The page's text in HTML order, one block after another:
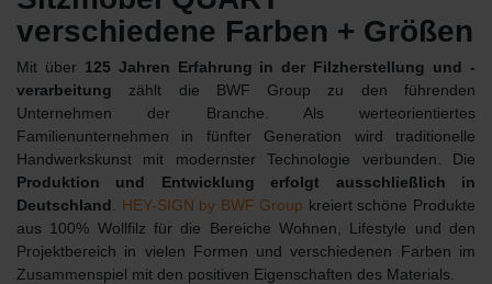
verschiedene Farben + Größen
Mit über 125 Jahren Erfahrung in der Filzherstellung und -
verarbeitung zählt die BWF Group zu den führenden
Unternehmen der Branche. Als werteorientiertes
Familienunternehmen in fünfter Generation wird traditionelle
Handwerkskunst mit modernster Technologie verbunden. Die
Produktion und Entwicklung erfolgt ausschließlich in
Deutschland
HEY-SIGN by BWF Group kreiert schöne Produkte
aus 100% Wollfilz für die Bereiche Wohnen, Lifestyle und den
Projektbereich in vielen Formen und verschiedenen Farben im
Zusammenspiel mit den positiven Eigenschaften des Materials.